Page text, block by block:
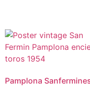
Pamplona